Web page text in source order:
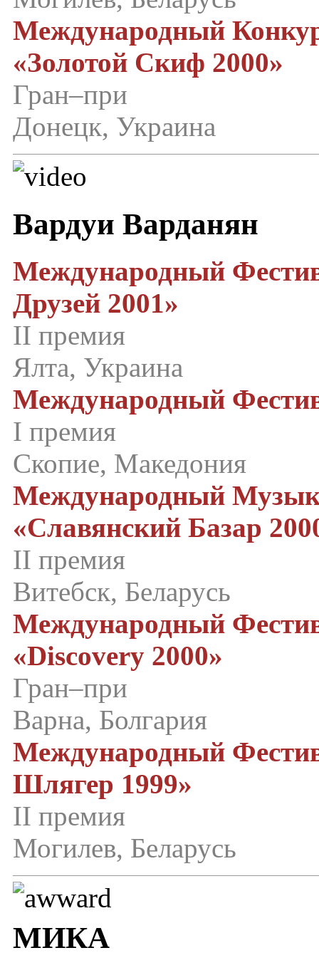
Международный
«Золотой Скиф 2000»
Гран–при
Донецк, Украина
Вардуи Варданян
Международный
Друзей 2001»
II премия
Ялта, Украина
Международный
I премия
Скопие, Македония
Международный
«Славянский Базар
II премия
Витебск, Беларусь
Международный
«Discovery 2000»
Гран–при
Варна, Болгария
Международный
Шлягер 1999»
II премия
Могилев, Беларусь
МИКА